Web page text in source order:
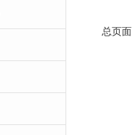
总页面